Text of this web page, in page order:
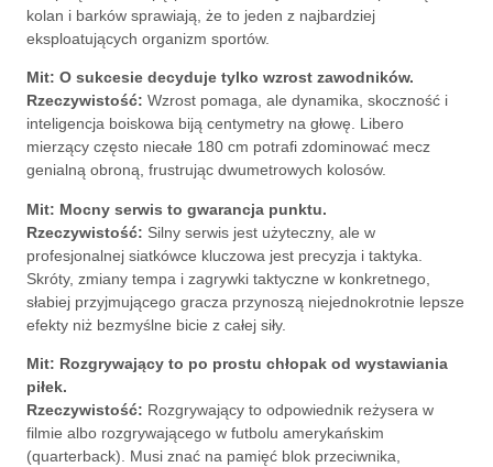
kolan i barków sprawiają, że to jeden z najbardziej
eksploatujących organizm sportów.
Mit: O sukcesie decyduje tylko wzrost zawodników.
Rzeczywistość: Wzrost pomaga, ale dynamika, skoczność i
inteligencja boiskowa biją centymetry na głowę. Libero
mierzący często niecałe 180 cm potrafi zdominować mecz
genialną obroną, frustrując dwumetrowych kolosów.
Mit: Mocny serwis to gwarancja punktu.
Rzeczywistość: Silny serwis jest użyteczny, ale w
profesjonalnej siatkówce kluczowa jest precyzja i taktyka.
Skróty, zmiany tempa i zagrywki taktyczne w konkretnego,
słabiej przyjmującego gracza przynoszą niejednokrotnie lepsze
efekty niż bezmyślne bicie z całej siły.
Mit: Rozgrywający to po prostu chłopak od wystawiania
piłek.
Rzeczywistość: Rozgrywający to odpowiednik reżysera w
filmie albo rozgrywającego w futbolu amerykańskim
(quarterback). Musi znać na pamięć blok przeciwnika,